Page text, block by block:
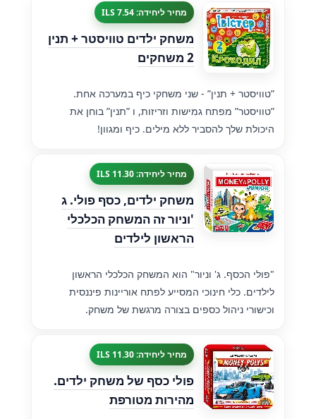
מחיר ליחידה: 7.54 ILS
משחק ילדים טוויסטר + תנין
2 משחקים
”טוויסטר + תנין” - שני משחקי כיף במערכה אחת.
”טוויסטר” מפתח גמישות וזריזות, ו ”תנין” בוחן את
היכולת שלך להסביר ללא מילים. כיף ומגוון!
מחיר ליחידה: 11.30 ILS
משחק ילדים, כסף פולי. ג
'וניור זה המשחק הכלכלי
הראשון לילדים
"פולי הכסף. ג' וניור" הוא המשחק הכלכלי הראשון
לילדים. כלי חינוכי המסייע לפתח אוריינות פיננסית
וכישורי ניהול כספים בצורה מרגשת של משחק.
מחיר ליחידה: 11.30 ILS
פולי כסף של משחק ילדים.
מהירות מטורפת